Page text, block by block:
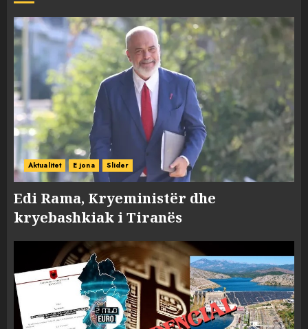
Aktualitet E jona Slider
Edi Rama, Kryeministër dhe
kryebashkiak i Tiranës